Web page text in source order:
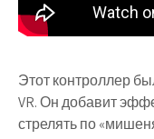
Этот контроллер
VR. Он добавит
стрелять по